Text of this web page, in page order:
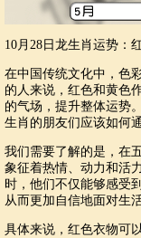
10月28日龙生肖运势：
在中国传统文化中，色
的人来说，红色和黄色
的气场，提升整体运势
生肖的朋友们应该如何
我们需要了解的是，在
象征着热情、动力和活
时，他们不仅能够感受
从而更加自信地面对生
具体来说，红色衣物可